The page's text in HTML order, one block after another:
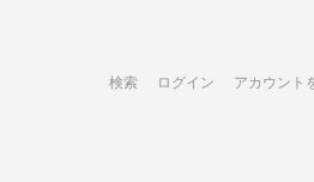
検索 ログイン アカウント